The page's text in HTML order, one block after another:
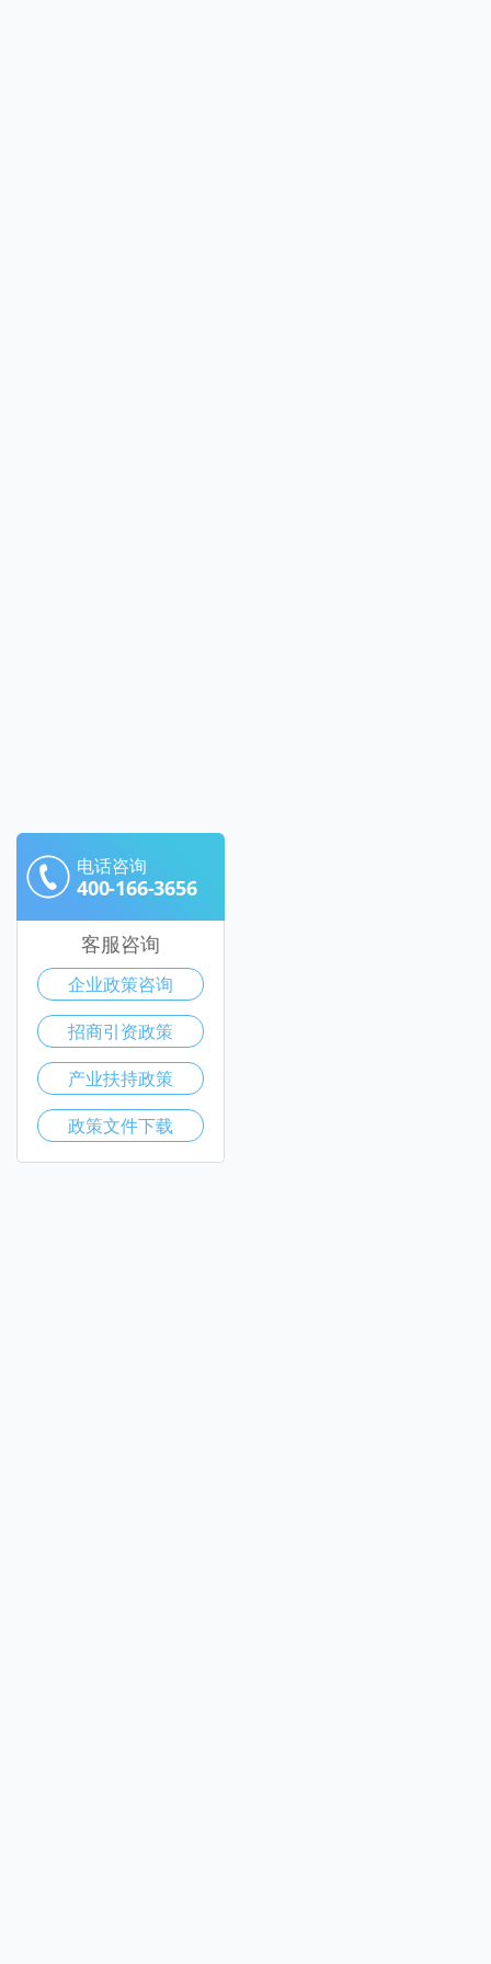
电话咨询
400-166-3656
客服咨询
企业政策咨询
招商引资政策
产业扶持政策
政策文件下载